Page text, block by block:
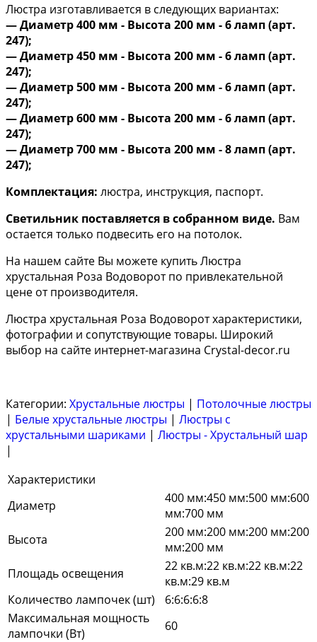
Люстра изготавливается в следующих вариантах:
— Диаметр 400 мм - Высота 200 мм - 6 ламп (арт.
247);
— Диаметр 450 мм - Высота 200 мм - 6 ламп (арт.
247);
— Диаметр 500 мм - Высота 200 мм - 6 ламп (арт.
247);
— Диаметр 600 мм - Высота 200 мм - 6 ламп (арт.
247);
​— Диаметр 700 мм - Высота 200 мм - 8 ламп (арт.
247);
Комплектация: люстра, инструкция, паспорт.
Светильник поставляется в собранном виде. Вам
остается только подвесить его на потолок.
На нашем сайте Вы можете купить Люстра
хрустальная Роза Водоворот по привлекательной
цене от производителя.
Люстра хрустальная Роза Водоворот характеристики,
фотографии и сопутствующие товары. Широкий
выбор на сайте интернет-магазина Crystal-decor.ru
Категории: Хрустальные люстры | Потолочные люстры
| Белые хрустальные люстры | Люстры с
хрустальными шариками | Люстры - Хрустальный шар
|
Характеристики
Диаметр
400 мм:450 мм:500 мм:600
мм:700 мм
Высота
200 мм:200 мм:200 мм:200
мм:200 мм
Площадь освещения
22 кв.м:22 кв.м:22 кв.м:22
кв.м:29 кв.м
Количество лампочек (шт)
6:6:6:6:8
Максимальная мощность
лампочки (Вт)
60